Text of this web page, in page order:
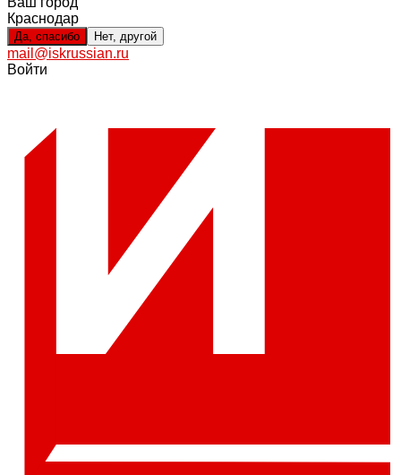
Краснодар
Да, спасибо Нет, другой
mail@iskrussian.ru
Войти